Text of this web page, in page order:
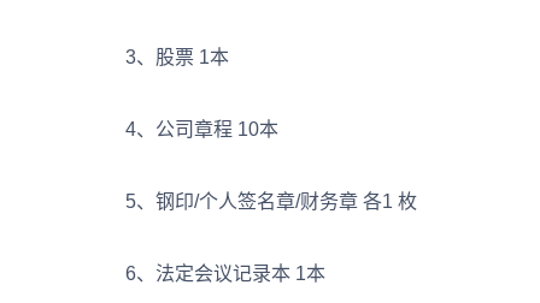
3、股票 1本
4、公司章程 10本
5、钢印/个人签名章/财务章 各1 枚
6、法定会议记录本 1本